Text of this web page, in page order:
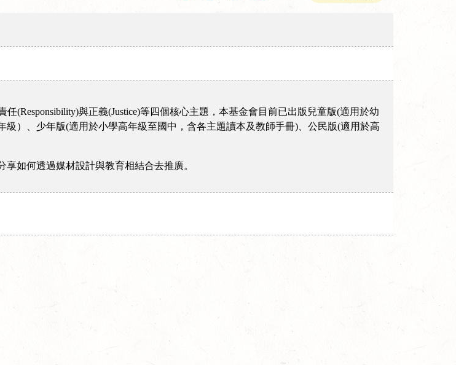
(Responsibility)與正義(Justice)等四個核心主題，本基金會目前已出版兒童版(適用於幼
）、少年版(適用於小學高年級至國中，含各主題讀本及教師手冊)、公民版(適用於高
如何透過媒材設計與教育相結合去推廣。